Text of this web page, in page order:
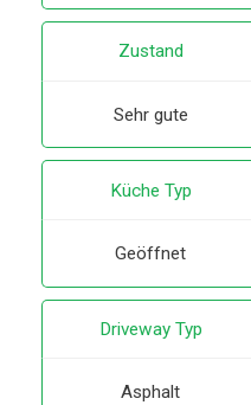
Zustand
Sehr gute
Küche Typ
Geöffnet
Driveway Typ
Asphalt